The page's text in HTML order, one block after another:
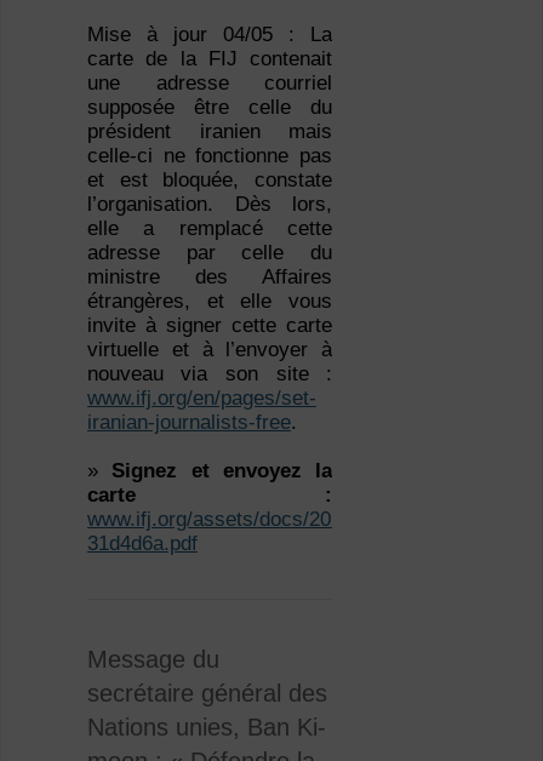
Mise à jour 04/05 : La
carte de la FIJ contenait
une adresse courriel
supposée être celle du
président iranien mais
celle-ci ne fonctionne pas
et est bloquée, constate
l’organisation. Dès lors,
elle a remplacé cette
adresse par celle du
ministre des Affaires
étrangères, et elle vous
invite à signer cette carte
virtuelle et à l’envoyer à
nouveau via son site :
www.ifj.org/en/pages/set-
iranian-journalists-free.
» Signez et envoyez la
carte :
www.ifj.org/assets/docs/201/106/538a3c9-
31d4d6a.pdf
Message du
secrétaire général des
Nations unies, Ban Ki-